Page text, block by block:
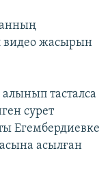
видео жасырын
алынып тасталса
сурет
Егембердиевке
асылған